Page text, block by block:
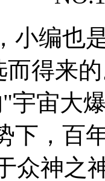
小编也
得来
宇宙大
下，百
众神之